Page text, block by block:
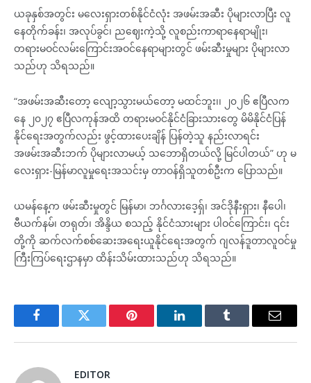
ယခုနှစ်အတွင်း မလေးရှားတစ်နိုင်ငံလုံး အဖမ်းအဆီး ပိုများလာပြီး လူ
နေတိုက်ခန်း၊ အလုပ်ခွင်၊ ညဈေးကဲ့သို့ လူစည်းကာရာနေရာမျိုး၊
တရားမဝင်လမ်းကြောင်းအဝင်နေရာများတွင် ဖမ်းဆီးမှုများ ပိုများလာ
သည်ဟု သိရသည်။
“အဖမ်းအဆီးတော့ လျော့သွားမယ်တော့ မထင်ဘူး၊၊ ၂၀၂၆ ဧပြီလက
နေ ၂၀၂၇ ဧပြီလကုန်အထိ တရားမဝင်နိုင်ငံခြားသားတွေ မိမိနိုင်ငံပြန်
နိုင်ရေးအတွက်လည်း ဖွင့်ထားပေးချိန် ပြန်တဲ့သူ နည်းလာရင်း
အဖမ်းအဆီးဘက် ပိုများလာမယ့် သဘောရှိတယ်လို့ မြင်ပါတယ်” ဟု မ
လေးရှား-မြန်မာလူမှုရေးအသင်းမှ တာဝန်ရှိသူတစ်ဦးက ပြောသည်။
ယမန်နေ့က ဖမ်းဆီးမှုတွင် မြန်မာ၊ ဘင်္ဂလားဒေ့ရှ်၊ အင်ဒိုနီးရှား၊ နီပေါ၊
ဗီယက်နမ်၊ တရုတ်၊ အိန္ဒိယ စသည့် နိုင်ငံသားများ ပါဝင်ကြောင်း၊ ၎င်း
တို့ကို ဆက်လက်စစ်ဆေးအရေးယူနိုင်ရေးအတွက် ဂျလန်ဒူတာလူဝင်မှု
ကြီးကြပ်ရေးဌာနမှာ ထိန်းသိမ်းထားသည်ဟု သိရသည်။
FacebookTwitter Pinterest LinkedInTumblr Email
EDITOR